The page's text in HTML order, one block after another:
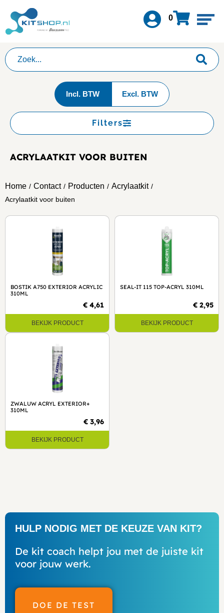
0
Incl. BTW Excl. BTW
Filters
ACRYLAATKIT VOOR BUITEN
Home / Contact / Producten / Acrylaatkit /
Acrylaatkit voor buiten
BOSTIK A750 EXTERIOR ACRYLIC
310ML
€ 4,61
BEKIJK PRODUCT
SEAL-IT 115 TOP-ACRYL 310ML
€ 2,95
BEKIJK PRODUCT
ZWALUW ACRYL EXTERIOR+
310ML
€ 3,96
BEKIJK PRODUCT
HULP NODIG MET DE KEUZE VAN KIT?
De kit coach helpt jou met de juiste kit
voor jouw werk.
DOE DE TEST